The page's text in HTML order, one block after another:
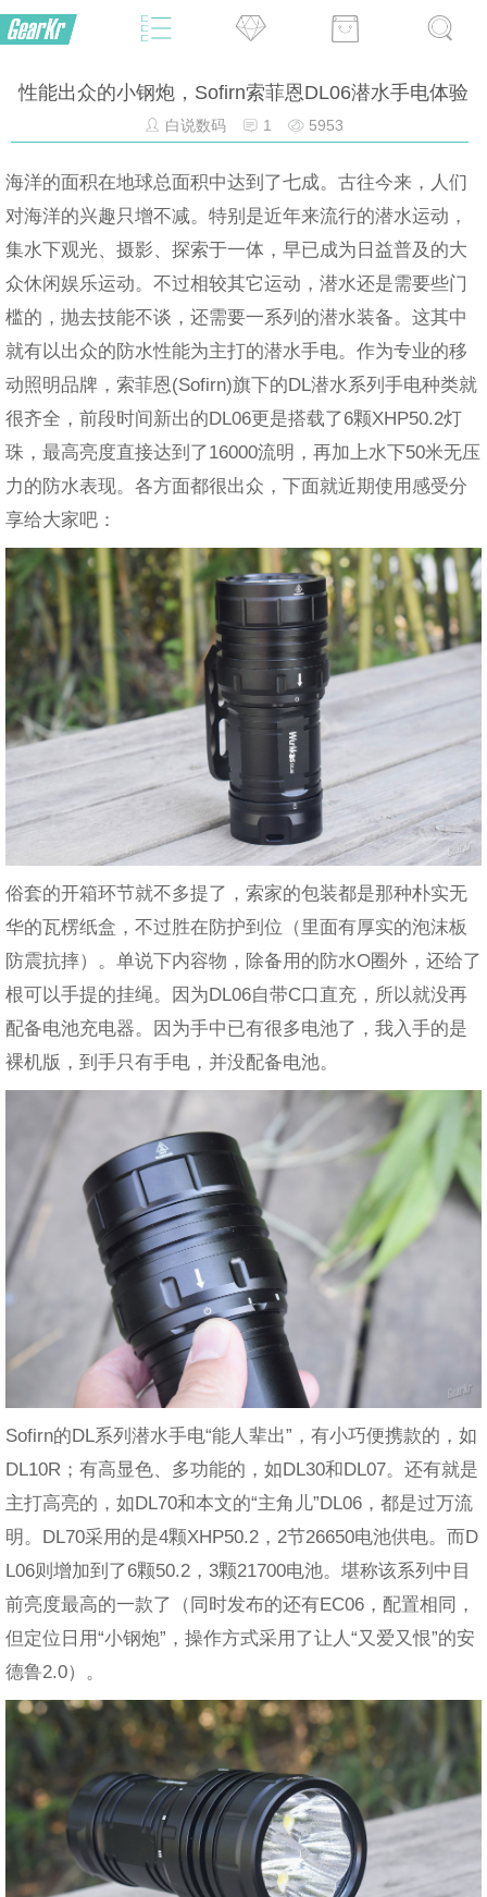
性能出众的小钢炮，Sofirn索菲恩DL06潜水手电体验
白说数码 1 5953
海洋的面积在地球总面积中达到了七成。古往今来，人们
对海洋的兴趣只增不减。特别是近年来流行的潜水运动，
集水下观光、摄影、探索于一体，早已成为日益普及的大
众休闲娱乐运动。不过相较其它运动，潜水还是需要些门
槛的，抛去技能不谈，还需要一系列的潜水装备。这其中
就有以出众的防水性能为主打的潜水手电。作为专业的移
动照明品牌，索菲恩(Sofirn)旗下的DL潜水系列手电种类就
很齐全，前段时间新出的DL06更是搭载了6颗XHP50.2灯
珠，最高亮度直接达到了16000流明，再加上水下50米无压
力的防水表现。各方面都很出众，下面就近期使用感受分
享给大家吧：
俗套的开箱环节就不多提了，索家的包装都是那种朴实无
华的瓦楞纸盒，不过胜在防护到位（里面有厚实的泡沫板
防震抗摔）。单说下内容物，除备用的防水O圈外，还给了
根可以手提的挂绳。因为DL06自带C口直充，所以就没再
配备电池充电器。因为手中已有很多电池了，我入手的是
裸机版，到手只有手电，并没配备电池。
Sofirn的DL系列潜水手电“能人辈出”，有小巧便携款的，如
DL10R；有高显色、多功能的，如DL30和DL07。还有就是
主打高亮的，如DL70和本文的“主角儿”DL06，都是过万流
明。DL70采用的是4颗XHP50.2，2节26650电池供电。而D
L06则增加到了6颗50.2，3颗21700电池。堪称该系列中目
前亮度最高的一款了（同时发布的还有EC06，配置相同，
但定位日用“小钢炮”，操作方式采用了让人“又爱又恨”的安
德鲁2.0）。